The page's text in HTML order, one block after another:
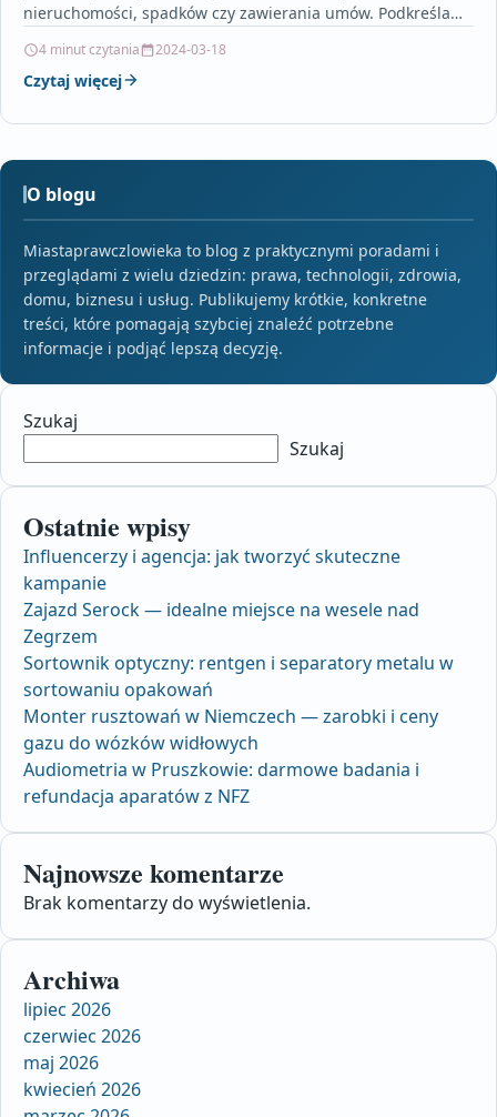
nieruchomości, spadków czy zawierania umów. Podkreśla
4 minut czytania 2024-03-18
Czytaj więcej
O blogu
Miastaprawczlowieka to blog z praktycznymi poradami i
przeglądami z wielu dziedzin: prawa, technologii, zdrowia,
domu, biznesu i usług. Publikujemy krótkie, konkretne
treści, które pomagają szybciej znaleźć potrzebne
informacje i podjąć lepszą decyzję.
Szukaj
Szukaj
Ostatnie wpisy
Influencerzy i agencja: jak tworzyć skuteczne
kampanie
Zajazd Serock — idealne miejsce na wesele nad
Zegrzem
Sortownik optyczny: rentgen i separatory metalu w
sortowaniu opakowań
Monter rusztowań w Niemczech — zarobki i ceny
gazu do wózków widłowych
Audiometria w Pruszkowie: darmowe badania i
refundacja aparatów z NFZ
Najnowsze komentarze
Brak komentarzy do wyświetlenia.
Archiwa
lipiec 2026
czerwiec 2026
maj 2026
kwiecień 2026